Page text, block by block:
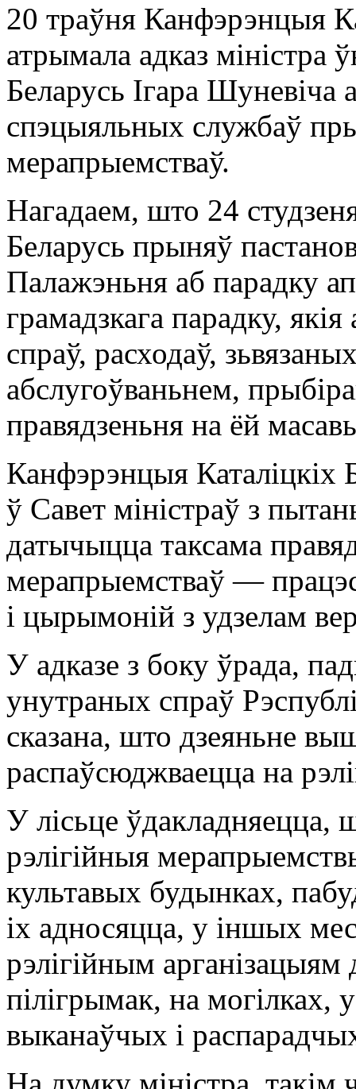
20 траўня Канфэрэнцыя
атрымала адказ міністра
Беларусь Ігара Шуневіча
спэцыяльных службаў
мерапрыемстваў.
Нагадаем, што 24
Беларусь прыняў
Палажэньня аб парадку
грамадзкага парадку,
спраў, расходаў,
абслугоўваньнем,
правядзеньня на ёй
Канфэрэнцыя Каталіцкіх
ў Савет міністраў з
датычыцца таксама
мерапрыемстваў —
і цырымоній з удзелам
У адказе з боку ўрада,
унутраных спраў
сказана, што дзеяньне
распаўсюджваецца на
У лісьце ўдакладняецца,
рэлігійныя
культавых будынках,
іх адносяцца, у іншых
рэлігійным
пілігрымак, на могілках,
выканаўчых і